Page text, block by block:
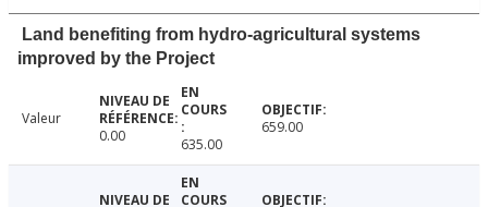
Land benefiting from hydro-agricultural systems
improved by the Project
Valeur
0.00
635.00
659.00